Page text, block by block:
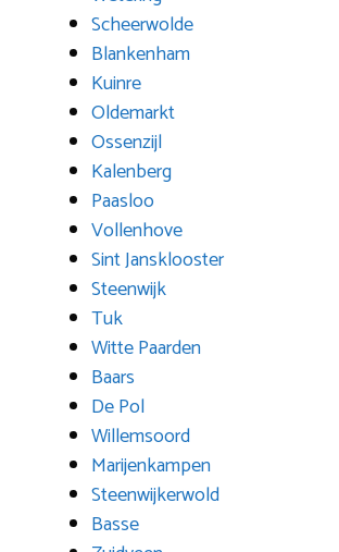
Scheerwolde
Blankenham
Kuinre
Oldemarkt
Ossenzijl
Kalenberg
Paasloo
Vollenhove
Sint Jansklooster
Steenwijk
Tuk
Witte Paarden
Baars
De Pol
Willemsoord
Marijenkampen
Steenwijkerwold
Basse